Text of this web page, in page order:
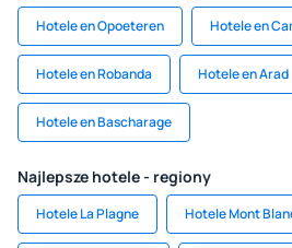
Hotele en Opoeteren Hotele en
Hotele en Robanda Hotele en Arad
Hotele en Bascharage
Najlepsze hotele - regiony
Hotele La Plagne Hotele Mont